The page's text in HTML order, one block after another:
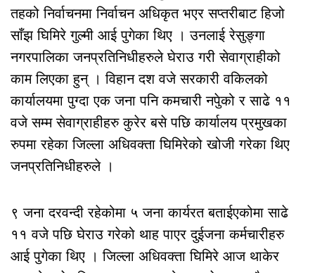
तहको निर्वाचनमा निर्वाचन अधिकृत भएर सप्तरीबाट हिजो
साँझ घिमिरे गुल्मी आई पुगेका थिए । उनलाई रेसुङ्गा
नगरपालिका जनप्रतिनिधीहरुले घेराउ गरी सेवाग्राहीको
काम लिएका हुन् । विहान दश वजे सरकारी वकिलको
कार्यालयमा पुग्दा एक जना पनि कमचारी नपुेको र साढे ११
वजे सम्म सेवाग्राहीहरु कुरेर बसे पछि कार्यालय प्रमुखका
रुपमा रहेका जिल्ला अधिवक्ता घिमिरेको खोजी गरेका थिए
जनप्रतिनिधीहरुले ।
९ जना दरवन्दी रहेकोमा ५ जना कार्यरत बताईएकोमा साढे
११ वजे पछि घेराउ गरेको थाह पाएर दुईजना कर्मचारीहरु
आई पुगेका थिए । जिल्ला अधिवक्ता घिमिरे आज थाकेर